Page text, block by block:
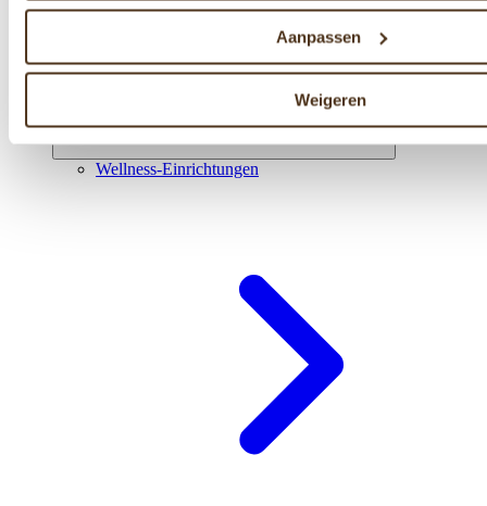
Aanpassen
Weigeren
Wellness-Einrichtungen